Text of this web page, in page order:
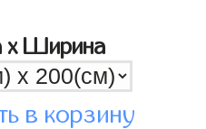
x Ширина
в корзину